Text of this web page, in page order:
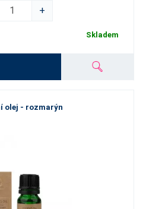
+
Skladem
olej - rozmarýn